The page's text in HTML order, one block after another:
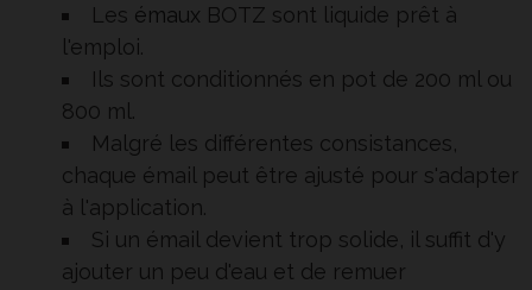
Les émaux BOTZ sont liquide prêt à
l'emploi.
Ils sont conditionnés en pot de 200 ml ou
800 ml.
Malgré les différentes consistances,
chaque émail peut être ajusté pour s'adapter
à l'application.
Si un émail devient trop solide, il suffit d'y
ajouter un peu d'eau et de remuer